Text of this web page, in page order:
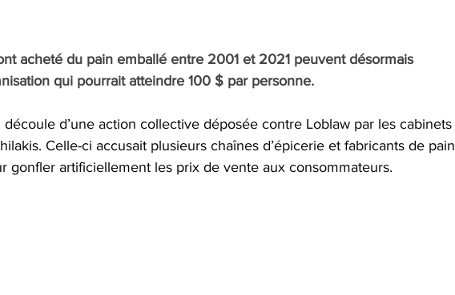
acheté du pain emballé entre 2001 et 2021 peuvent désormais
qui pourrait atteindre 100 $ par personne.
d’une action collective déposée contre Loblaw par les cabinets
Celle-ci accusait plusieurs chaînes d’épicerie et fabricants de pain
gonfler artificiellement les prix de vente aux consommateurs.